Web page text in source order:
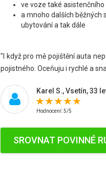
ve voze také
a mnoho dalších běžných
ubytování a tak dále
"I když pro mě pojištění auta
pojistného. Oceňuju i rychlé a
Karel S., Vsetín, 33
Hodnocení: 5/5
SROVNAT POVINNÉ